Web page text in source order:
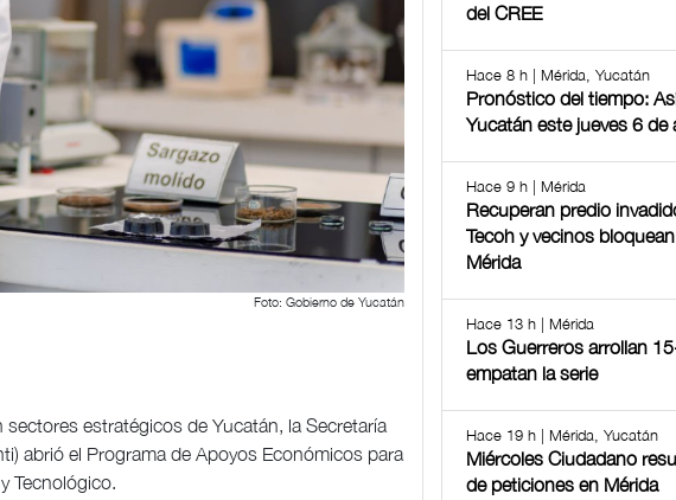
Foto: Gobierno de Yucatán
estratégicos de Yucatán, la Secretaría
abrió el Programa de Apoyos Económicos para
Tecnológico.
del CREE
Hace 8 h | Mérida, Yucatán
Pronóstico del tiempo:
Yucatán este jueves 6 de
Hace 9 h | Mérida
Recuperan predio
Tecoh y vecinos
Mérida
Hace 13 h | Mérida
Los Guerreros arrollan
empatan la serie
Hace 19 h | Mérida, Yucatán
Miércoles Ciudadano
de peticiones en Mérida